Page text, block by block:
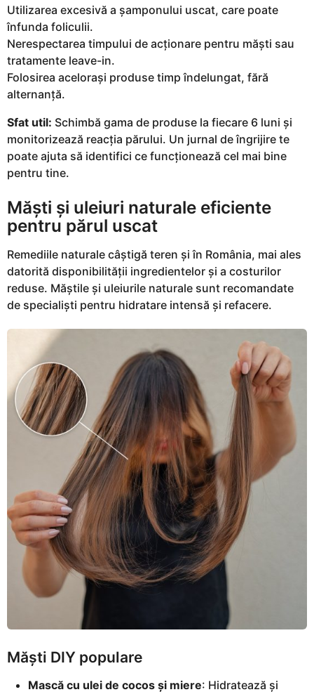
Utilizarea excesivă a șamponului uscat, care poate
înfunda foliculii.
Nerespectarea timpului de acționare pentru măști sau
tratamente leave-in.
Folosirea acelorași produse timp îndelungat, fără
alternanță.
Sfat util: Schimbă gama de produse la fiecare 6 luni și
monitorizează reacția părului. Un jurnal de îngrijire te
poate ajuta să identifici ce funcționează cel mai bine
pentru tine.
Măști și uleiuri naturale eficiente
pentru părul uscat
Remediile naturale câștigă teren și în România, mai ales
datorită disponibilității ingredientelor și a costurilor
reduse. Măștile și uleiurile naturale sunt recomandate
de specialiști pentru hidratare intensă și refacere.
Măști DIY populare
Mască cu ulei de cocos și miere: Hidratează și